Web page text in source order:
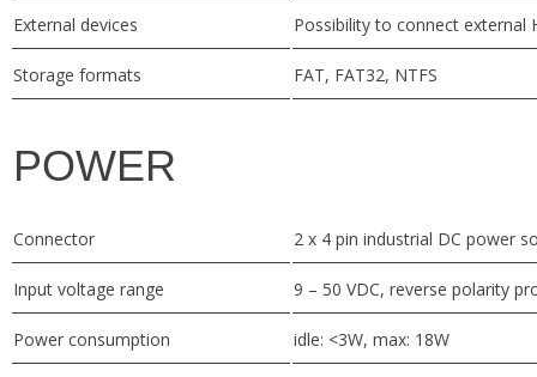
External devices Possibility to connect external
Storage formats FAT, FAT32, NTFS
POWER
Connector 2 x 4 pin industrial DC power
Input voltage range 9 – 50 VDC, reverse polarity
Power consumption idle: <3W, max: 18W